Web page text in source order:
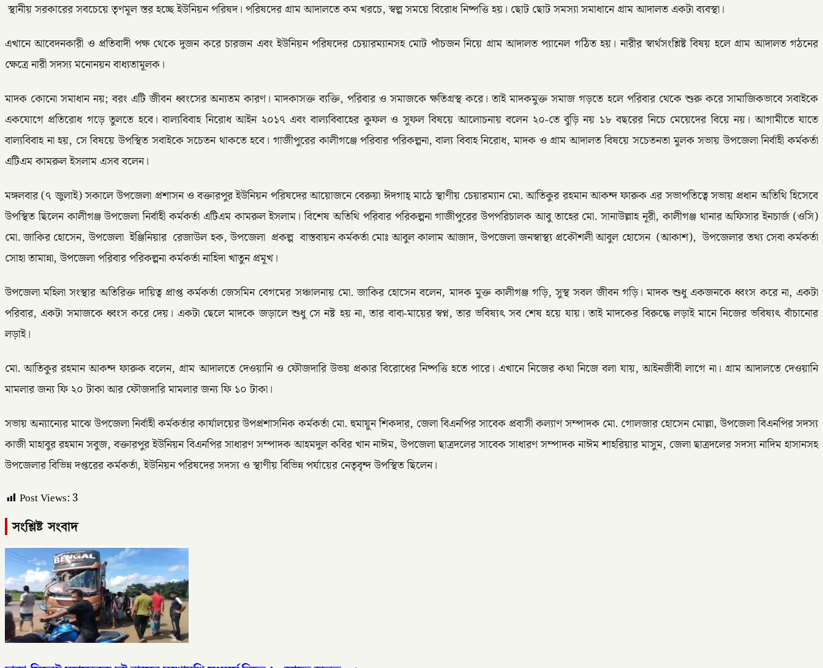
স্থানীয় সরকারের সবচেয়ে তৃণমূল স্তর হচ্ছে ইউনিয়ন পরিষদ। পরিষদের গ্রাম আদালতে কম খরচে, স্বল্প সময়ে বিরোধ নিষ্পত্তি হয়। ছোট ছোট সমস্যা সমাধানে গ্রাম আদালত একটা ব্যবস্থা।
এখানে আবেদনকারী ও প্রতিবাদী পক্ষ থেকে দুজন করে চারজন এবং ইউনিয়ন পরিষদের চেয়ারম্যানসহ মোট পাঁচজন নিয়ে গ্রাম আদালত প্যানেল গঠিত হয়। নারীর স্বার্থসংশ্লিষ্ট বিষয় হলে গ্রাম আদালত গঠনের
ক্ষেত্রে নারী সদস্য মনোনয়ন বাধ্যতামূলক।
মাদক কোনো সমাধান নয়; বরং এটি জীবন ধ্বংসের অন্যতম কারণ। মাদকাসক্ত ব্যক্তি, পরিবার ও সমাজকে ক্ষতিগ্রস্থ করে। তাই মাদকমুক্ত সমাজ গড়তে হলে পরিবার থেকে শুরু করে সামাজিকভাবে সবাইকে
একযোগে প্রতিরোধ গড়ে তুলতে হবে। বাল্যবিবাহ নিরোধ আইন ২০১৭ এবং বাল্যবিবাহের কুফল ও সুফল বিষয়ে আলোচনায় বলেন ২০-তে বুড়ি নয় ১৮ বছরের নিচে মেয়েদের বিয়ে নয়। আগামীতে যাতে
বাল্যবিবাহ না হয়, সে বিষয়ে উপস্থিত সবাইকে সচেতন থাকতে হবে। গাজীপুরের কালীগঞ্জে পরিবার পরিকল্পনা, বাল্য বিবাহ নিরোধ, মাদক ও গ্রাম আদালত বিষয়ে সচেতনতা মুলক সভায় উপজেলা নির্বাহী কর্মকর্তা
এটিএম কামরুল ইসলাম এসব বলেন।
মঙ্গলবার (৭ জুলাই) সকালে উপজেলা প্রশাসন ও বক্তারপুর ইউনিয়ন পরিষদের আয়োজনে বেরুয়া ঈদগাহ্ মাঠে স্থাণীয় চেয়ারম্যান মো. আতিকুর রহমান আকন্দ ফারুক এর সভাপতিত্বে সভায় প্রধান অতিথি হিসেবে
উপস্থিত ছিলেন কালীগঞ্জ উপজেলা নির্বাহী কর্মকর্তা এটিএম কামরুল ইসলাম। বিশেষ অতিথি পরিবার পরিকল্পনা গাজীপুরের উপপরিচালক আবু তাহের মো. সানাউল্লাহ নূরী, কালীগঞ্জ থানার অফিসার ইনচার্জ (ওসি)
মো. জাকির হোসেন, উপজেলা ইঞ্জিনিয়ার রেজাউল হক, উপজেলা প্রকল্প বাস্তবায়ন কর্মকর্তা মোঃ আবুল কালাম আজাদ, উপজেলা জনস্বাস্থ্য প্রকৌশলী আবুল হোসেন (আকাশ), উপজেলার তথ্য সেবা কর্মকর্তা
সোহা তামান্না, উপজেলা পরিবার পরিকল্পনা কর্মকর্তা নাহিদা খাতুন প্রমূখ।
উপজেলা মহিলা সংস্থার অতিরিক্ত দায়িত্ব প্রাপ্ত কর্মকর্তা জেসমিন বেগমের সঞ্চালনায় মো. জাকির হোসেন বলেন, মাদক মুক্ত কালীগঞ্জ গড়ি, সুস্থ সবল জীবন গড়ি। মাদক শুধু একজনকে ধ্বংস করে না, একটা
পরিবার, একটা সমাজকে ধ্বংস করে দেয়। একটা ছেলে মাদকে জড়ালে শুধু সে নষ্ট হয় না, তার বাবা-মায়ের স্বপ্ন, তার ভবিষ্যৎ সব শেষ হয়ে যায়। তাই মাদকের বিরুদ্ধে লড়াই মানে নিজের ভবিষ্যৎ বাঁচানোর
লড়াই।
মো. আতিকুর রহমান আকন্দ ফারুক বলেন, গ্রাম আদালতে দেওয়ানি ও ফৌজদারি উভয় প্রকার বিরোধের নিষ্পত্তি হতে পারে। এখানে নিজের কথা নিজে বলা যায়, আইনজীবী লাগে না। গ্রাম আদালতে দেওয়ানি
মামলার জন্য ফি ২০ টাকা আর ফৌজদারি মামলার জন্য ফি ১০ টাকা।
সভায় অন্যান্যের মাঝে উপজেলা নির্বাহী কর্মকর্তার কার্যালয়ের উপপ্রশাসনিক কর্মকর্তা মো. হুমায়ুন শিকদার, জেলা বিএনপির সাবেক প্রবাসী কল্যাণ সম্পাদক মো. গোলজার হোসেন মোল্লা, উপজেলা বিএনপির সদস্য
কাজী মাহাবুর রহমান সবুজ, বক্তারপুর ইউনিয়ন বিএনপির সাধারণ সম্পাদক আহমদুল কবির খান নাঈম, উপজেলা ছাত্রদলের সাবেক সাধারণ সম্পাদক নাঈম শাহরিয়ার মাসুম, জেলা ছাত্রদলের সদস্য নাদিম হাসানসহ
উপজেলার বিভিন্ন দপ্তরের কর্মকর্তা, ইউনিয়ন পরিষদের সদস্য ও স্থাণীয় বিভিন্ন পর্যায়ের নেতৃবৃন্দ উপস্থিত ছিলেন।
Post Views: 3
সংশ্লিষ্ট সংবাদ